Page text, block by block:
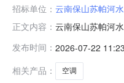
招标单位： 云南保山苏帕河
正文内容： 云南保山苏帕河
交候选人：云南
向采购人反
发布时间： 2026-07-22 11:23
相关产品：
空调